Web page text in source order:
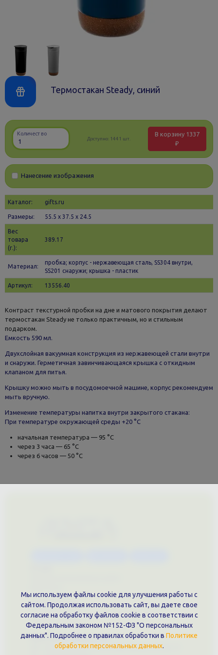
Термостакан Steady, синий
Количество
Доступно: 1441 шт.
В корзину 1337
₽
Нанесение изображения
Каталог: gifts.ru
Размеры: 55.5 х 37.5 x 24.5
Вес
товара
(г.):
389.17
Материал:
пробка; корпус - нержавеющая сталь, SS304 внутри,
SS201 снаружи; крышка - пластик
Артикул: 13556.40
Контраст текстурной пробки на дне и матового покрытия делают
термостакан Steady не только практичным, но и стильным
подарком.
Емкость 590 мл.
Двухслойная вакуумная конструкция из нержавеющей стали внутри
и снаружи. Герметичная завинчивающаяся крышка с откидным
клапаном для питья.
Крышку можно мыть в посудомоечной машине, корпус рекомендуем
мыть вручную.
Изменение температуры напитка внутри закрытого стакана:
При температуре окружающей среды +20 °С
начальная температура — 95 °С
через 3 часа — 65 °С
через 6 часов — 50 °С
Документы
Политика обработки персональных данных
Публичная оферта
Контакты филиала
г. Краснодар, ул. Шоссе Нефтяников, 28, оф. 51
Мы используем файлы cookie для улучшения работы с
сайтом. Продолжая использовать сайт, вы даете свое
согласие на обработку файлов cookie в соответствии с
Федеральным законом №152-ФЗ "О персональных
данных". Подробнее о правилах обработки в Политике
обработки персональных данных.